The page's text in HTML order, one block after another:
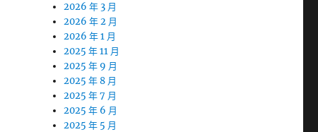
2026 年 3 月
2026 年 2 月
2026 年 1 月
2025 年 11 月
2025 年 9 月
2025 年 8 月
2025 年 7 月
2025 年 6 月
2025 年 5 月